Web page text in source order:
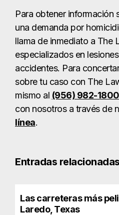
Para obtener información
una demanda por
llama de inmediato a The
especializados en
accidentes. Para
sobre tu caso con The
mismo al (956) 982-1800
con nosotros a través de
línea.
Entradas relacionadas
Las carreteras más
Laredo, Texas